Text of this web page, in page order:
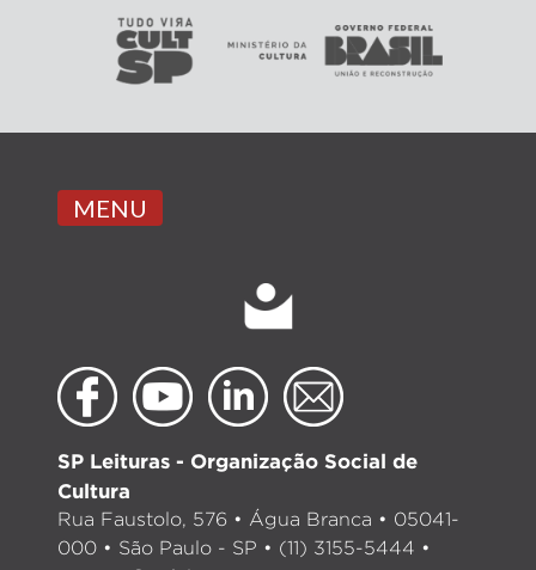
MENU
SP Leituras - Organização Social de
Cultura
Rua Faustolo, 576 • Água Branca • 05041-
000 • São Paulo - SP • (11) 3155-5444 •